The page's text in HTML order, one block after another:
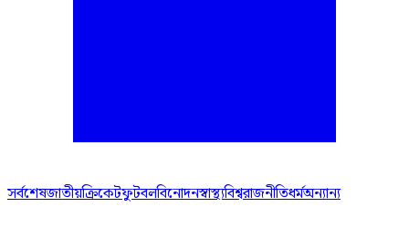
সর্বশেষজাতীয়ক্রিকেটফুটবলবিনোদনস্বাস্থ্যবিশ্বরাজনীতিধর্মঅন্যান্য